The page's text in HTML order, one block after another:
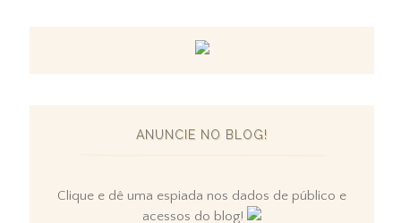
ANUNCIE NO BLOG!
Clique e dê uma espiada nos dados de público e
acessos do blog!